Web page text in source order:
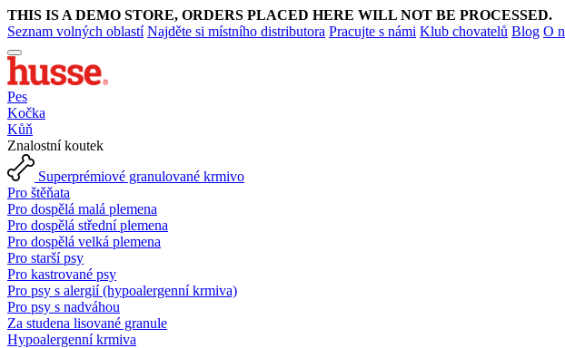
THIS IS A DEMO STORE, ORDERS PLACED HERE WILL NOT BE PROCESSED.
Seznam volných oblastí Najděte si místního distributora Pracujte s námi Klub chovatelů Blog O
Pes
Kočka
Kůň
Znalostní koutek
Superprémiové granulované krmivo
Pro štěňata
Pro dospělá malá plemena
Pro dospělá střední plemena
Pro dospělá velká plemena
Pro starší psy
Pro kastrované psy
Pro psy s alergií (hypoalergenní krmiva)
Pro psy s nadváhou
Za studena lisované granule
Hypoalergenní krmiva